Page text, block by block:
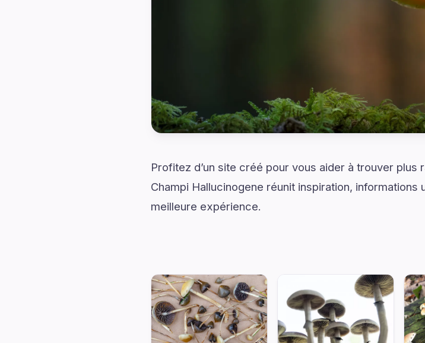
Profitez d’un site créé pour vous aider à trouver
Champi Hallucinogene réunit inspiration,
meilleure expérience.